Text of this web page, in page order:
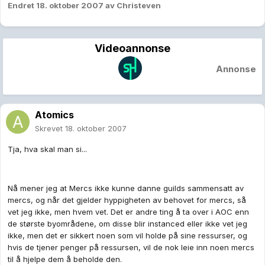
Endret 18. oktober 2007 av Christeven
Videoannonse
Annonse
Atomics
Skrevet 18. oktober 2007
Tja, hva skal man si...
Nå mener jeg at Mercs ikke kunne danne guilds sammensatt av
mercs, og når det gjelder hyppigheten av behovet for mercs, så
vet jeg ikke, men hvem vet. Det er andre ting å ta over i AOC enn
de største byområdene, om disse blir instanced eller ikke vet jeg
ikke, men det er sikkert noen som vil holde på sine ressurser, og
hvis de tjener penger på ressursen, vil de nok leie inn noen mercs
til å hjelpe dem å beholde den.